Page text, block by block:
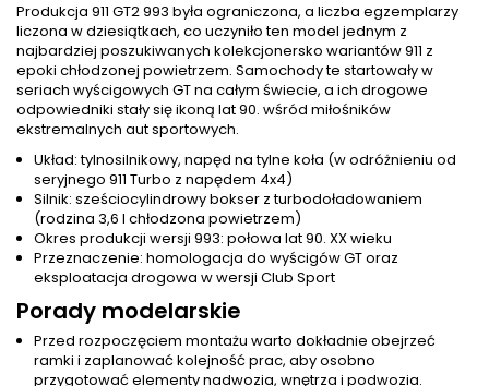
Produkcja 911 GT2 993 była ograniczona, a liczba egzemplarzy
liczona w dziesiątkach, co uczyniło ten model jednym z
najbardziej poszukiwanych kolekcjonersko wariantów 911 z
epoki chłodzonej powietrzem. Samochody te startowały w
seriach wyścigowych GT na całym świecie, a ich drogowe
odpowiedniki stały się ikoną lat 90. wśród miłośników
ekstremalnych aut sportowych.
Układ: tylnosilnikowy, napęd na tylne koła (w odróżnieniu od
seryjnego 911 Turbo z napędem 4x4)
Silnik: sześciocylindrowy bokser z turbodoładowaniem
(rodzina 3,6 l chłodzona powietrzem)
Okres produkcji wersji 993: połowa lat 90. XX wieku
Przeznaczenie: homologacja do wyścigów GT oraz
eksploatacja drogowa w wersji Club Sport
Porady modelarskie
Przed rozpoczęciem montażu warto dokładnie obejrzeć
ramki i zaplanować kolejność prac, aby osobno
przygotować elementy nadwozia, wnętrza i podwozia.